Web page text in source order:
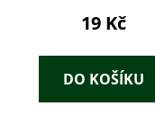
19 Kč
DO KOŠÍKU